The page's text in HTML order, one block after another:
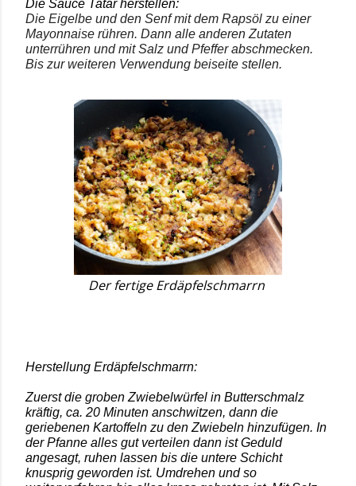
Die Sauce Tatar herstellen:
Die Eigelbe und den Senf mit dem Rapsöl zu einer
Mayonnaise rühren. Dann alle anderen Zutaten
unterrühren und mit Salz und Pfeffer abschmecken.
Bis zur weiteren Verwendung beiseite stellen.
Der fertige Erdäpfelschmarrn
Herstellung Erdäpfelschmarrn:
Zuerst die groben Zwiebelwürfel in Butterschmalz
kräftig, ca. 20 Minuten anschwitzen, dann die
geriebenen Kartoffeln zu den Zwiebeln hinzufügen. In
der Pfanne alles gut verteilen dann ist Geduld
angesagt, ruhen lassen bis die untere Schicht
knusprig geworden ist. Umdrehen und so